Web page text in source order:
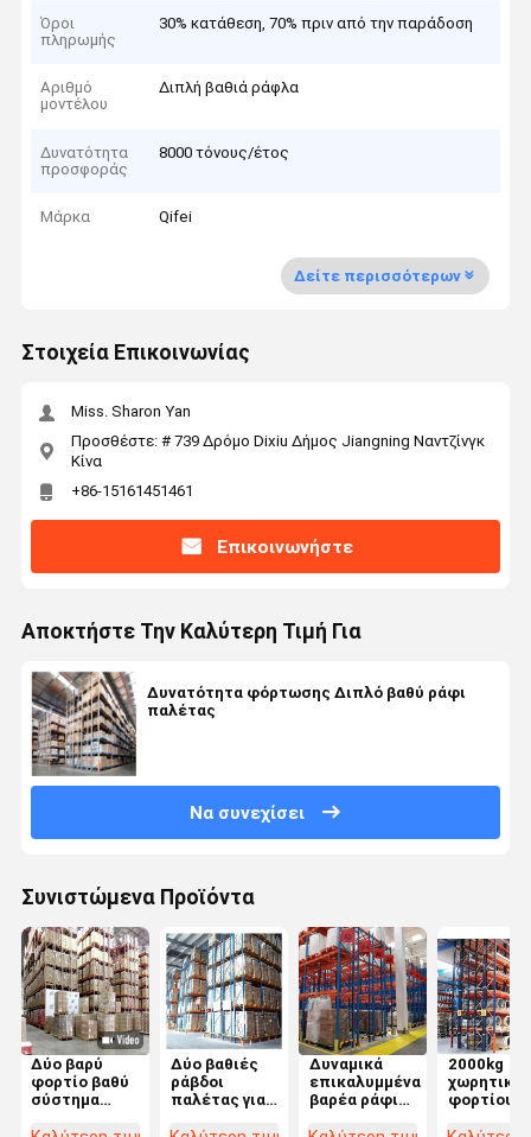
Όροι
πληρωμής
30% κατάθεση, 70% πριν από την παράδοση
Αριθμό
μοντέλου
Διπλή βαθιά ράφλα
Δυνατότητα
προσφοράς
8000 τόνους/έτος
Μάρκα Qifei
Δείτε περισσότερων
Στοιχεία Επικοινωνίας
Miss. Sharon Yan
Προσθέστε: # 739 Δρόμο Dixiu Δήμος Jiangning Ναντζίνγκ
Κίνα
+86-15161451461
Επικοινωνήστε
Αποκτήστε Την Καλύτερη Τιμή Για
Δυνατότητα φόρτωσης Διπλό βαθύ ράφι
παλέτας
Να συνεχίσει
Συνιστώμενα Προϊόντα
Δύο βαρύ
φορτίο βαθύ
σύστημα
Δύο βαθιές
ράβδοι
παλέτας για
Δυναμικά
επικαλυμμένα
βαρέα ράφια
2000kg
φορτίου